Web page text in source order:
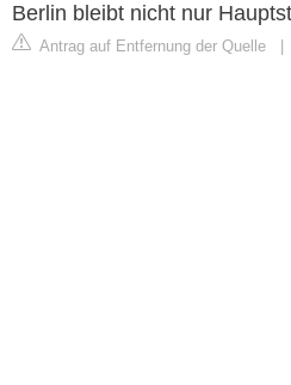
Berlin bleibt nicht nur
Antrag auf Entfernung der Quelle